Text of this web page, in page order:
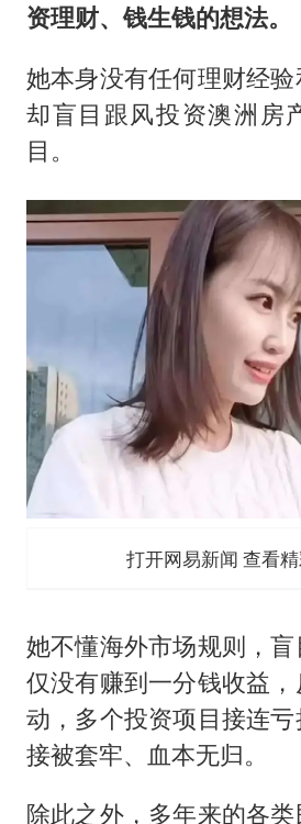
资理财、钱生钱的想法。
她本身没有任何理财经验
却盲目跟风投资澳洲房
目。
打开网易新闻 查看
她不懂海外市场规则，
仅没有赚到一分钱收益
动，多个投资项目接连
接被套牢、血本无归。
除此之外，多年来的各